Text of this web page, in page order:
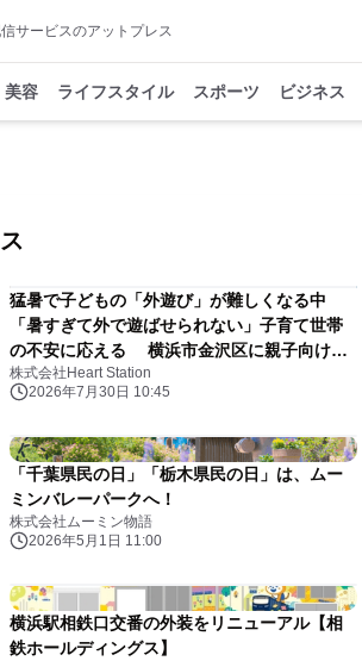
サービスのアットプレス
美容 ライフスタイル スポーツ ビジネス
猛暑で子どもの「外遊び」が難しくなる中
「暑すぎて外で遊ばせられない」子育て世帯
の不安に応える 横浜市金沢区に親子向け大
型屋内パーク「ニコニコランド」開設 2026
年7月20日(月)ビアレヨコハマ新館2階にオー
株式会社Heart Station
2026年7月30日 10:45
「千葉県民の日」「栃木県民の日」は、ムー
ミンバレーパークへ！
株式会社ムーミン物語
2026年5月1日 11:00
横浜駅相鉄口交番の外装をリニューアル【相
鉄ホールディングス】